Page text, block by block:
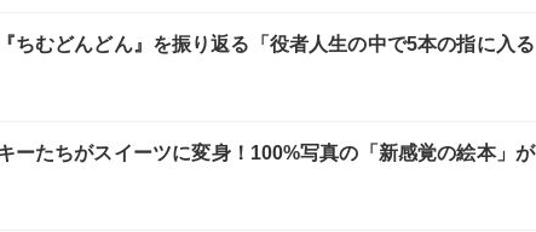
ちむどんどん』を振り返る「役者人生の中で5本の指に入る
ーたちがスイーツに変身！100%写真の「新感覚の絵本」が